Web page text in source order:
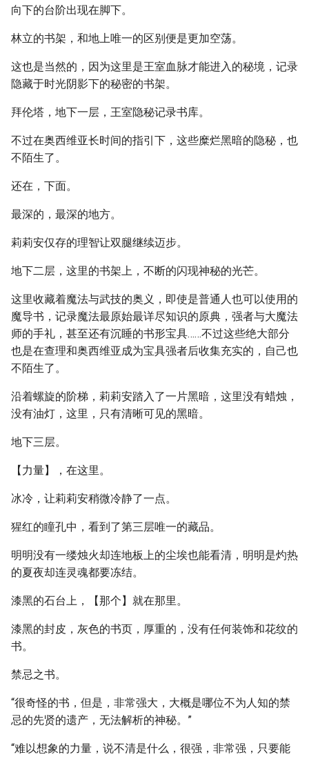
向下的台阶出现在脚下。
林立的书架，和地上唯一的区别便是更加空荡。
这也是当然的，因为这里是王室血脉才能进入的秘境，记录
隐藏于时光阴影下的秘密的书架。
拜伦塔，地下一层，王室隐秘记录书库。
不过在奥西维亚长时间的指引下，这些糜烂黑暗的隐秘，也
不陌生了。
还在，下面。
最深的，最深的地方。
莉莉安仅存的理智让双腿继续迈步。
地下二层，这里的书架上，不断的闪现神秘的光芒。
这里收藏着魔法与武技的奥义，即使是普通人也可以使用的
魔导书，记录魔法最原始最详尽知识的原典，强者与大魔法
师的手礼，甚至还有沉睡的书形宝具……不过这些绝大部分
也是在查理和奥西维亚成为宝具强者后收集充实的，自己也
不陌生了。
沿着螺旋的阶梯，莉莉安踏入了一片黑暗，这里没有蜡烛，
没有油灯，这里，只有清晰可见的黑暗。
地下三层。
【力量】，在这里。
冰冷，让莉莉安稍微冷静了一点。
猩红的瞳孔中，看到了第三层唯一的藏品。
明明没有一缕烛火却连地板上的尘埃也能看清，明明是灼热
的夏夜却连灵魂都要冻结。
漆黑的石台上，【那个】就在那里。
漆黑的封皮，灰色的书页，厚重的，没有任何装饰和花纹的
书。
禁忌之书。
“很奇怪的书，但是，非常强大，大概是哪位不为人知的禁
忌的先贤的遗产，无法解析的神秘。”
“难以想象的力量，说不清是什么，很强，非常强，只要能